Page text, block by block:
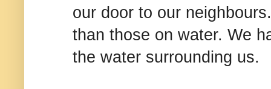
our door to our
than those on water. We
the water surrounding us.